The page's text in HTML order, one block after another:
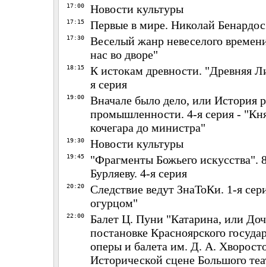
17:00 Новости культуры
17:15 Первые в мире. Николай
17:30
Веселый жанр невеселого
нас во дворе"
18:15
К истокам древности. "Древняя
я серия
19:00
Вначале было дело, или История
промышленности. 4-я серия -
кочегара до министра"
19:30 Новости культуры
19:45
"Фрагменты Божьего искусства".
Бурляеву. 4-я серия
20:20
Следствие ведут ЗнаТоКи. 1-я
огурцом"
22:00
Балет Ц. Пуни "Катарина, или
постановке Красноярского
оперы и балета им. Д. А.
Исторической сцене Большого